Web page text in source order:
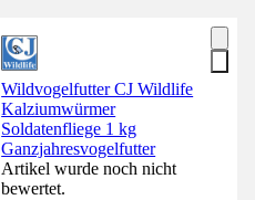
Wildvogelfutter CJ Wildlife
Kalziumwürmer
Soldatenfliege 1 kg
Ganzjahresvogelfutter
Artikel wurde noch nicht
bewertet.